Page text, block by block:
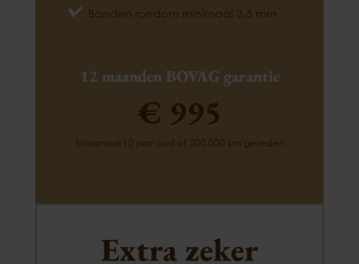
Banden rondom minimaal 3,5 mm
12 maanden BOVAG garantie
€ 995
Maximaal 10 jaar oud of 200.000 km gereden
Extra zeker